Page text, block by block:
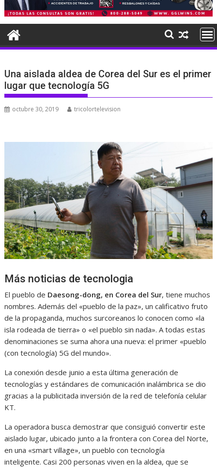
Una aislada aldea de Corea del Sur es el primer
lugar que tecnología 5G
octubre 30, 2019 tricolortelevision
Más noticias de tecnologia
El pueblo de Daesong-dong, en Corea del Sur, tiene muchos
nombres. Además del «pueblo de la paz», un calificativo fruto
de la propaganda, muchos surcoreanos lo conocen como «la
isla rodeada de tierra» o «el pueblo sin nada». A todas estas
denominaciones se suma ahora una nueva: el primer «pueblo
(con tecnología) 5G del mundo».
La conexión desde junio a esta última generación de
tecnologías y estándares de comunicación inalámbrica se dio
gracias a la publicitada inversión de la red de telefonía celular
KT.
La operadora busca demostrar que consiguió convertir este
aislado lugar, ubicado junto a la frontera con Corea del Norte,
en una «smart village», un pueblo con tecnología
inteligente. Casi 200 personas viven en la aldea, que se